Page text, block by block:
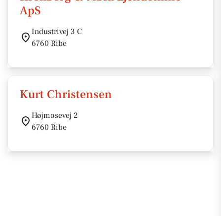
ApS
Industrivej 3 C
6760 Ribe
Kurt Christensen
Højmosevej 2
6760 Ribe